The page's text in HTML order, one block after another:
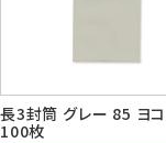
株券・商品券
長3封筒 グレー 85 ヨ
100枚